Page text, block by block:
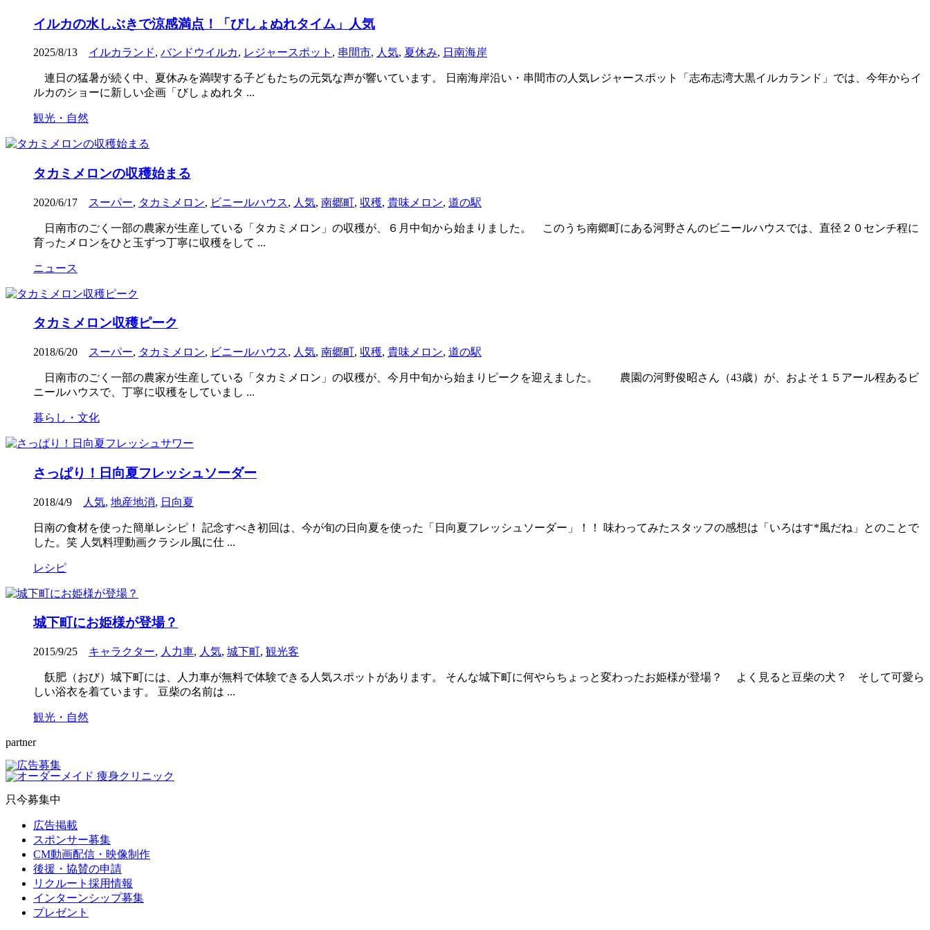
イルカの水しぶきで涼感満点！「びしょぬれタイム」人気
2025/8/13 イルカランド, バンドウイルカ, レジャースポット , 串間市, 人気, 夏休み, 日南海岸
連日の猛暑が続く中、夏休みを満喫する子どもたちの元気な声が響いています。 日南海岸沿い・串間市の人気レジャースポット「志布志湾大黒イルカランド」では、今年からイ
ルカのショーに新しい企画「びしょぬれタ ...
観光・自然
タカミメロンの収穫始まる
2020/6/17 スーパー, タカミメロン, ビニールハウス, 人気, 南郷町, 収穫, 貴味メロン, 道の駅
日南市のごく一部の農家が生産している「タカミメロン」の収穫が、６月中旬から始まりました。 このうち南郷町にある河野さんのビニールハウスでは、直径２０センチ程に
育ったメロンをひと玉ずつ丁寧に収穫をして ...
ニュース
タカミメロン収穫ピーク
2018/6/20 スーパー, タカミメロン, ビニールハウス, 人気, 南郷町, 収穫, 貴味メロン, 道の駅
日南市のごく一部の農家が生産している「タカミメロン」の収穫が、今月中旬から始まりピークを迎えました。 農園の河野俊昭さん（43歳）が、およそ１５アール程あるビ
ニールハウスで、丁寧に収穫をしていまし ...
暮らし・文化
さっぱり！日向夏フレッシュソーダー
2018/4/9 人気, 地産地消, 日向夏
日南の食材を使った簡単レシピ！ 記念すべき初回は、今が旬の日向夏を使った「日向夏フレッシュソーダー」！！ 味わってみたスタッフの感想は「いろはす*風だね」とのことで
した。笑 人気料理動画クラシル風に仕 ...
レシピ
城下町にお姫様が登場？
2015/9/25 キャラクター, 人力車, 人気, 城下町, 観光客
飫肥（おび）城下町には、人力車が無料で体験できる人気スポットがあります。 そんな城下町に何やらちょっと変わったお姫様が登場？ よく見ると豆柴の犬？ そして可愛ら
しい浴衣を着ています。 豆柴の名前は ...
観光・自然
partner
只今募集中
広告掲載
スポンサー募集
CM動画配信・映像制作
後援・協賛の申請
リクルート採用情報
インターンシップ募集
プレゼント